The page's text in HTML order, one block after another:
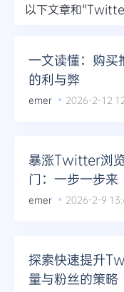
以下文章和
一文读懂：购买
的利与弊
emer 2026-2-12
暴涨Twitter浏
门：一步一步来
emer 2026-2-9
探索快速提升
量与粉丝的策略